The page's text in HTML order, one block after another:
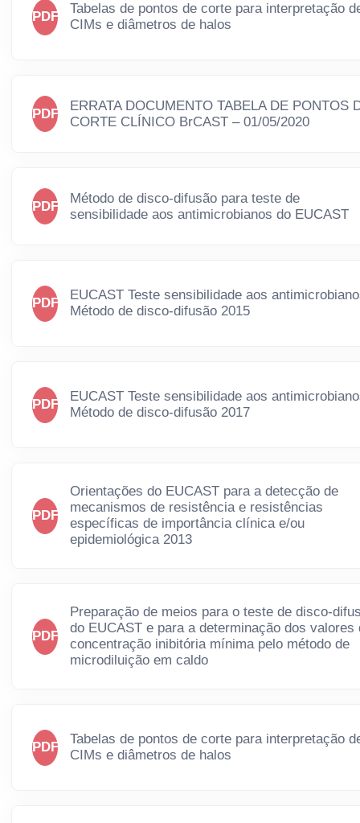
PDF
Tabelas de pontos de corte para interpretação
CIMs e diâmetros de halos
PDF
ERRATA DOCUMENTO TABELA DE PONTOS
CORTE CLÍNICO BrCAST – 01/05/2020
PDF
Método de disco-difusão para teste de
sensibilidade aos antimicrobianos do EUCAST
PDF
EUCAST Teste sensibilidade aos
Método de disco-difusão 2015
PDF
EUCAST Teste sensibilidade aos
Método de disco-difusão 2017
PDF
Orientações do EUCAST para a detecção de
mecanismos de resistência e resistências
específicas de importância clínica e/ou
epidemiológica 2013
PDF
Preparação de meios para o teste de disco-
do EUCAST e para a determinação dos valores
concentração inibitória mínima pelo método de
microdiluição em caldo
PDF
Tabelas de pontos de corte para interpretação
CIMs e diâmetros de halos